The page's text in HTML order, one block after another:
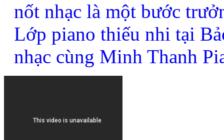
nốt nhạc là một bước
Lớp piano thiếu nhi tại
nhạc cùng Minh Thanh